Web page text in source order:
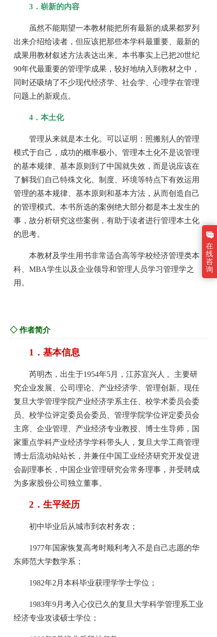
3．崭新的内容
虽然不能期望一本教材能把所有最新的成果都罗列
出来介绍给读者，但应该把那些本学科最重要、最新的
成果用教材叙述方法表达出来。本书事实上已把20世纪
90年代最重要的管理学成果，较好地纳入到教材之中，
同时还吸纳了不少现代经济学、社会学、心理学在管理
问题上的新观点。
4．本土化
管理从来就是本土化。可以证明：照搬别人的管理
模式于自己，成功的概率极小。管理本土化不是说管理
的基本规律、基本原则到了中国就失效，而是说应该在
了解我们自己特殊文化、制度、环境等特点下有效运用
管理的基本规律、基本原则和基本方法，从而创造自己
的管理模式。本书所选的案例绝大部分都是本土发生的
事，故分析研究这些案例，有助于读者进行管理本土化
的思考。
本教材及学生用书非常适合高等学校经济管理类本
科、MBA学生以及企业领导和管理人员学习管理学之
用。
◇ 作者简介
1．基本信息
芮明杰，出生于1954年5月，江苏宜兴人 。主要研
究企业发展、公司理论、产业经济学、管理创新。现任
复旦大学管理学院产业经济学系主任、校学术委员会委
员、校学位评定委员会委员、管理学院学位评定委员会
主席、企业管理、产业经济专业教授、博士生导师，国
家重点学科产业经济学学科带头人，复旦大学工商管理
博士后流动站站长，并兼任中国工业经济研究开发促进
会副理事长，中国企业管理研究会常务理事，并受聘成
为多家股份公司独立董事。
2．生平经历
初中毕业后从城市到农村务农；
1977年国家恢复高考时顺利考入不是自己志愿的华
东师范大学数学系；
1982年2月本科毕业获理学学士学位；
1983年9月考入心仪已久的复旦大学科学管理系工业
经济专业攻读硕士学位；
在
线
咨
询